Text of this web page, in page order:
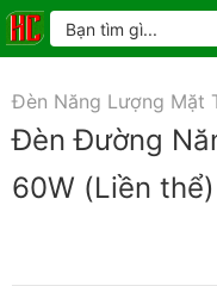
Skip
to
Tìm
kiếm:
Đèn Năng Lượng Mặt
Đèn Đường
60W (Liền